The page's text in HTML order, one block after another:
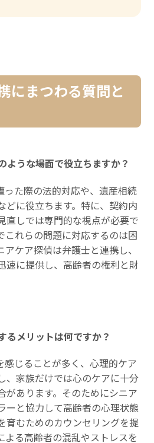
にまつわる質問と
ような場面で役立ちますか？
った際の法的対応や、遺産相続
どに役立ちます。特に、契約内
直しでは専門的な視点が必要で
これらの問題に対応するのは困
ケア探偵は弁護士と連携し、
速に提供し、高齢者の権利と財
るメリットは何ですか？
感じることが多く、心理的ケア
、家族だけでは心のケアに十分
があります。そのためにシニア
ーと協力して高齢者の心理状態
育むためのカウンセリングを提
よる高齢者の混乱やストレスを